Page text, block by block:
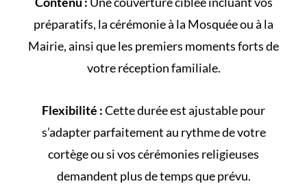
préparatifs, la cérémonie à la Mosquéeou à la
Mairie, ainsi que les premiers moments forts de
votreréception familiale.
Flexibilité :Cette durée est ajustable pour
s’adapter parfaitement au rythme de votre
cortègeou si vos cérémonies religieuses
demandent plus de temps que prévu.